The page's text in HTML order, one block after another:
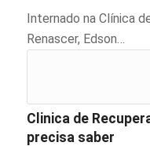
Internado na Clínica
Renascer, Edson…
Clinica de
precisa saber